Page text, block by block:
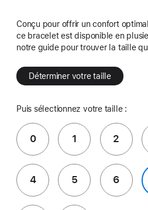
Conçu pour offrir un confort
ce bracelet est disponible en
notre guide pour trouver la taille
Déterminer votre taille
Puis sélectionnez votre taille :
0 1 2
4 5 6